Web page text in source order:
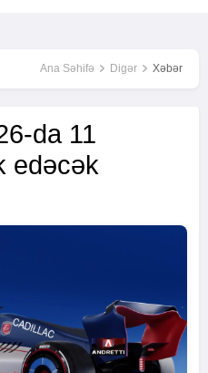
Ana Səhifə Digər Xəbər
da 11
edəcək